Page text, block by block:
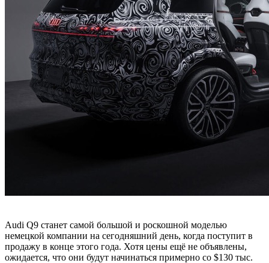
Audi Q9 станет самой большой и роскошной моделью
немецкой компании на сегодняшний день, когда поступит в
продажу в конце этого года. Хотя цены ещё не объявлены,
ожидается, что они будут начинаться примерно со $130 тыс.